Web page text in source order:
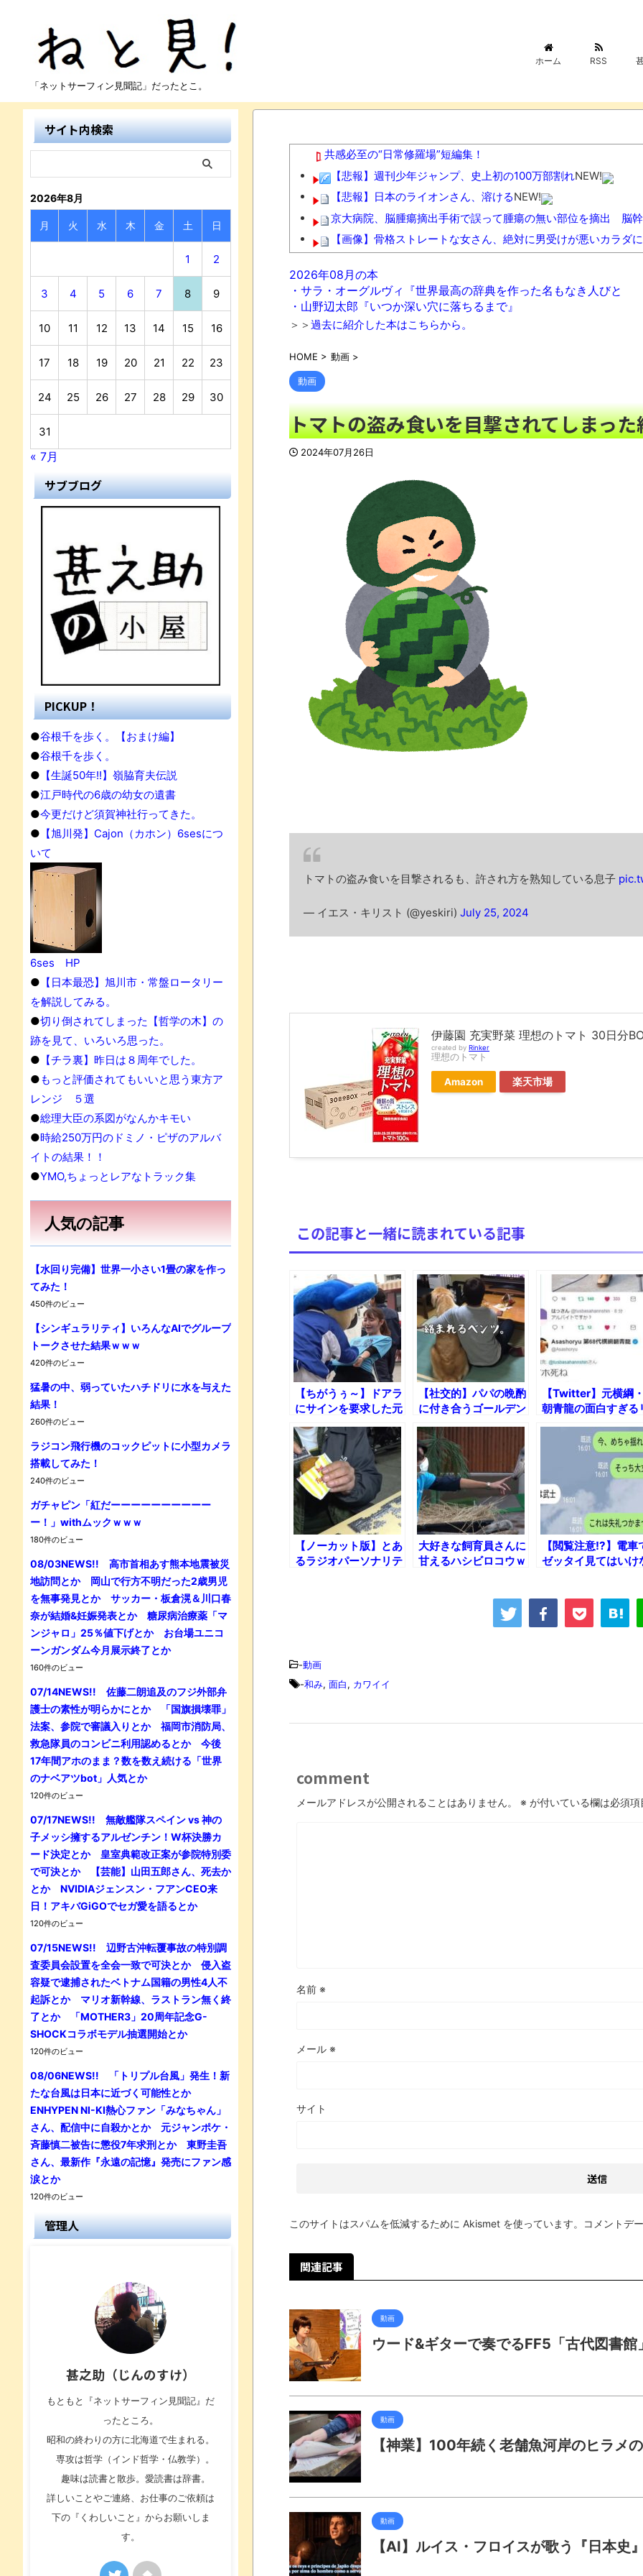
「ネットサーフィン見聞記」だったとこ。
ホーム RSS
共感必至の“日常修羅場”短編集！
【悲報】週刊少年ジャンプ、史上初の100万部割れNEW!
【悲報】日本のライオンさん、溶けるNEW!
京大病院、脳腫瘍摘出手術で誤って腫瘍の無い部位を摘出 脳
【画像】骨格ストレートな女さん、絶対に男受けが悪いカラダ
【悲報】ロシア、じわじわと逝き始める
人気女性配信者さん、全財産がバレる → 金額がヤバすぎるｗｗ
【画像】思わず保存したくなる「笑える画像・最高な画像」貼
「ぞわっとした…」カルディで売っているコーヒーのパッケー
【悲報】男の趣味Tier表、ヤバすぎるｗｗｗｗｗNEW!
「天才か」いや変態です、宝鐘マリンのルアーを作ってタコ
8月26日にリメイク完結編「FF7リベレーション」の新映像が
この時期に避難所生活は大変だよな(´・ω・｀)
ウード&ギターで奏でるFF5「古代図書館」！
レトロパソコンの雑誌掲載プログラムリストを打ち込んだゲー
「題名のない音楽会」ゲーム音楽批判から36年 ～因果な逆転
50歳になりました
凡庸な悪
お前らの身体の悩み教えてくれ
みんななんだかんだ言ってお金持ってんじゃん
「アメリカのヤンキーがアジア人にケンカを売った結果ｗｗｗ
【読書感想】山野辺太郎『いつか深い穴に落ちるまで』
映画ちいかわ観に行ったので感想を書きます(若干ネタバレあ
マケイン9巻＆アニメ公式ガイド感想
高嶋ちさ子、ダウン症の姉が暴行事件！事件の一部始終と衝撃
果･････････････････････････････
歴ログは10周年ですがnoteに引っ越します
進撃の巨人シーズン7 ファイナルシーズンの感想
TBS「マツコの知らない世界」スタグル特集でほとんど紹介
時代の流れ
【衝撃】道志村の骨や服、沢の上流から流されてきた可能性・
オーストラリアの男性飛行家 太平洋横断飛行
【中国】パトカーの前で好演技www当たり屋やお煽り運転など
「ム、ムリです・・・」メガネ美人ナースに入院中のオレのオ
ブログお引越しのお知らせ
全方位青い芝包囲網すぎて色々見失う、新しい仕事観
見ていると！悲しくなってしまう猫の画像の数々！！
Powered by livedoor 相互RSS
2026年08月の本
・サラ・オーグルヴィ『世界最高の辞典を作った名もなき人びと
・山野辺太郎『いつか深い穴に落ちるまで』
＞＞ 過去に紹介した本はこちらから。
HOME > 動画 >
動画
トマトの盗み食いを目撃されてしまっ
2024年07月26日
トマトの盗み食いを目撃されるも、許され方を熟知している息子
— イエス・キリスト (@yeskiri) July 25, 2024
伊藤園 充実野菜 理想のトマト 30日分
created by Rinker
理想のトマト
Amazon 楽天市場
この記事と一緒に読まれている記事
【ちがうぅ～】ドアラ
にサインを要求した元
【社交的】パパの晩酌
に付き合うゴールデン
【Twitter】元横綱
朝青龍の面白すぎる
【ノーカット版】とあ
るラジオパーソナリテ
大好きな飼育員さんに
甘えるハシビロコウｗ
【閲覧注意!?】電車
ゼッタイ見てはいけ
-動画
-和み, 面白, カワイイ
comment
メールアドレスが公開されることはありません。 ※ が付いている欄は必須項
名前 ※
メール ※
サイト
このサイトはスパムを低減するために Akismet を使っています。 コメントデ
関連記事
動画
ウード&ギターで奏でるFF5「古代図書館
動画
【神業】100年続く老舗魚河岸のヒラメ
動画
【AI】ルイス・フロイスが歌う『日本史
サイト内検索
2026年8月
月 火 水 木 金 土 日
1 2
3 4 5 6 7 8 9
10 11 12 13 14 15 16
17 18 19 20 21 22 23
24 25 26 27 28 29 30
31
« 7月
サブブログ
PICKUP！
●谷根千を歩く。【おまけ編】
●谷根千を歩く。
● 【生誕50年!!】嶺脇育夫伝説
●江戸時代の6歳の幼女の遺書
●今更だけど須賀神社行ってきた。
● 【旭川発】Cajon（カホン）6sesにつ
いて
6ses HP
● 【日本最恐】旭川市・常盤ロータリー
を解説してみる。
●切り倒されてしまった【哲学の木】の
跡を見て、いろいろ思った。
● 【チラ裏】昨日は８周年でした。
●もっと評価されてもいいと思う東方ア
レンジ ５選
●総理大臣の系図がなんかキモい
●時給250万円のドミノ・ピザのアルバ
イトの結果！！
●YMO,ちょっとレアなトラック集
人気の記事
【水回り完備】世界一小さい1畳の家を作っ
てみた！
450件のビュー
【シンギュラリティ】いろんなAIでグループ
トークさせた結果ｗｗｗ
420件のビュー
猛暑の中、弱っていたハチドリに水を与えた
結果！
260件のビュー
ラジコン飛行機のコックピットに小型カメラ
搭載してみた！
240件のビュー
ガチャピン「紅だーーーーーーーーーー
ー！」withムックｗｗｗ
180件のビュー
08/03NEWS!! 高市首相あす熊本地震被災
地訪問とか 岡山で行方不明だった2歳男児
を無事発見とか サッカー・板倉滉＆川口春
奈が結婚&妊娠発表とか 糖尿病治療薬「マ
ンジャロ」25％値下げとか お台場ユニコ
ーンガンダム今月展示終了とか
160件のビュー
07/14NEWS!! 佐藤二朗追及のフジ外部弁
護士の素性が明らかにとか 「国旗損壊罪」
法案、参院で審議入りとか 福岡市消防局、
救急隊員のコンビニ利用認めるとか 今後
17年間アホのまま？数を数え続ける「世界
のナベアツbot」人気とか
120件のビュー
07/17NEWS!! 無敵艦隊スペイン vs 神の
子メッシ擁するアルゼンチン！W杯決勝カ
ード決定とか 皇室典範改正案が参院特別委
で可決とか 【芸能】山田五郎さん、死去か
とか NVIDIAジェンスン・フアンCEO来
日！アキバGiGOでセガ愛を語るとか
120件のビュー
07/15NEWS!! 辺野古沖転覆事故の特別調
査委員会設置を全会一致で可決とか 侵入盗
容疑で逮捕されたベトナム国籍の男性4人不
起訴とか マリオ新幹線、ラストラン無く終
了とか 「MOTHER3」20周年記念G-
SHOCKコラボモデル抽選開始とか
120件のビュー
08/06NEWS!! 「トリプル台風」発生！新
たな台風は日本に近づく可能性とか
ENHYPEN NI-KI熱心ファン「みなちゃん」
さん、配信中に自殺かとか 元ジャンポケ・
斉藤慎二被告に懲役7年求刑とか 東野圭吾
さん、最新作『永遠の記憶』発売にファン感
涙とか
120件のビュー
管理人
甚之助（じんのすけ）
もともと『ネットサーフィン見聞記』だ
ったところ。
昭和の終わりの方に北海道で生まれる。
専攻は哲学（インド哲学・仏教学）。
趣味は読書と散歩。愛読書は辞書。
詳しいことやご連絡、お仕事のご依頼は
下の『くわしいこと』からお願いしま
す。